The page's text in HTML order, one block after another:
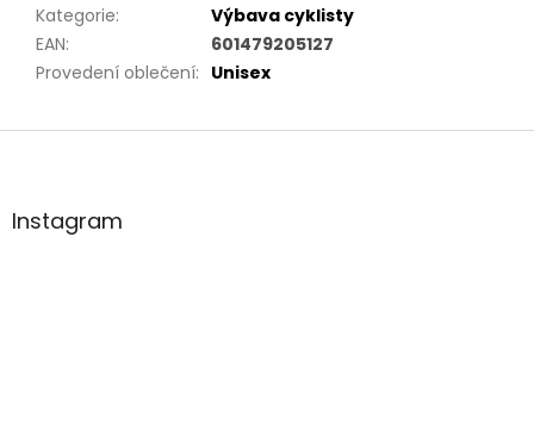
Kategorie:
Výbava cyklisty
EAN:
601479205127
Provedení oblečení: Unisex
Z
aInstagram